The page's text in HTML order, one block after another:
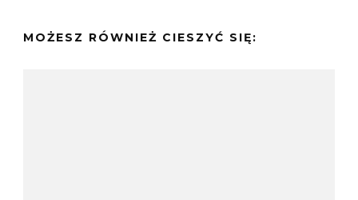
MOŻESZ RÓWNIEŻ CIESZYĆ SIĘ: